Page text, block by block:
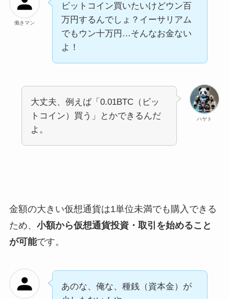
働きマン
ビットコイン買いたいけどウン百
万円するんでしょ？イーサリアム
でもウン十万円…そんなお金ない
よ！
ハヤト
大丈夫、例えば「0.01BTC（ビッ
トコイン）買う」とかできるんだ
よ。
金額の大きい仮想通貨は1単位未満でも購入できる
ため、 小額から仮想通貨投資・取引を始めること
が可能です。
あのな、俺な、種銭（資本金）が